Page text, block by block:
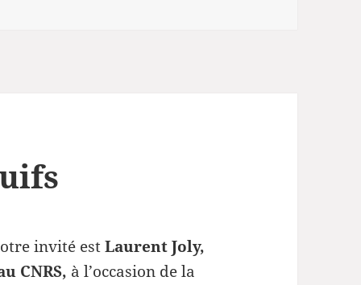
invité estLaurent Joly,
CNRS, à l’occasion de la